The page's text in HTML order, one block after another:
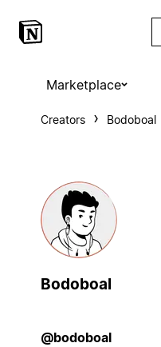
Marketplace
Creators Bodoboal
Bodoboal
@bodoboal